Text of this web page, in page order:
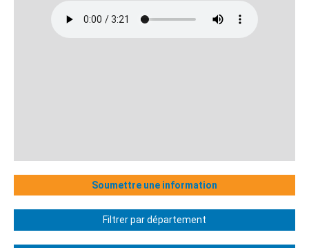
Soumettre une information
Filtrer par département